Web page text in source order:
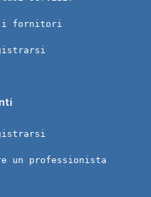
i fornitori
un professionista